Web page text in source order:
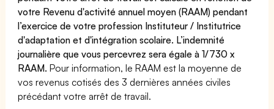
votre Revenu d'activité annuel moyen (RAAM) pendant
l’exercice de votre profession Instituteur / Institutrice
d'adaptation et d'intégration scolaire. L’indemnité
journalière que vous percevrez sera égale à 1/730 x
RAAM. Pour information, le RAAM est la moyenne de
vos revenus cotisés des 3 dernières années civiles
précédant votre arrêt de travail.